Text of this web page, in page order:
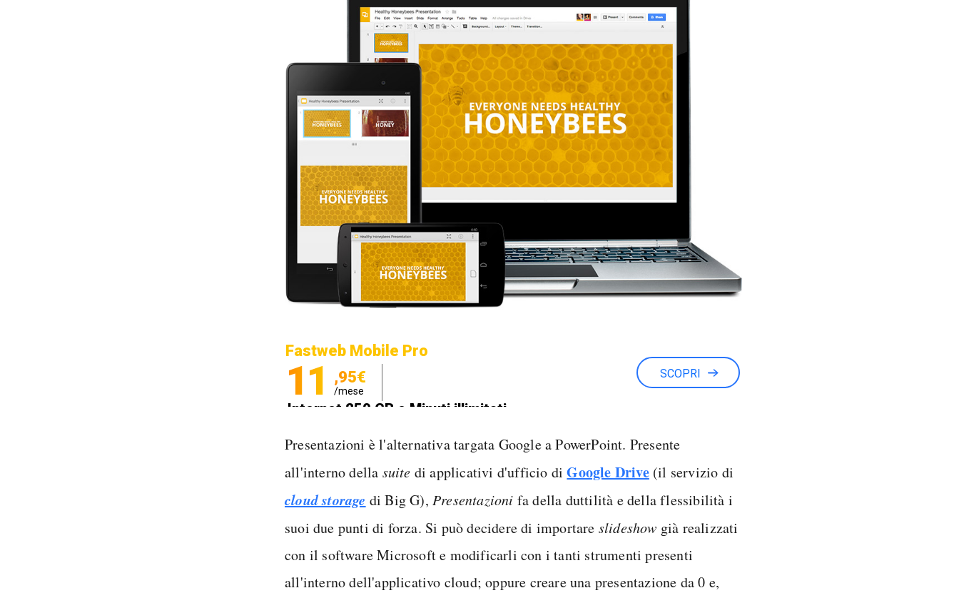
Fastweb Mobile Pro
11 ,95€
/mese
Internet 250 GB e Minuti illimitati
SCOPRI
Presentazioni è l'alternativa targata Google a PowerPoint. Presente
all'interno della suite di applicativi d'ufficio diGoogle Drive(il servizio di
cloud storage di Big G),Presentazioni fa della duttilità e della flessibilità i
suoi due punti di forza. Si può decidere di importare slideshow già realizzati
con il software Microsoft e modificarli con i tanti strumenti presenti
all'interno dell'applicativo cloud; oppure creare una presentazione da 0 e,